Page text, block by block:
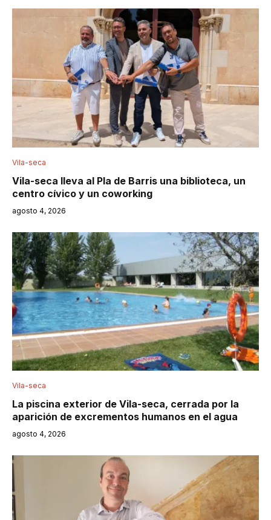
Vila-seca
Vila-seca lleva al Pla de Barris una biblioteca, un
centro cívico y un coworking
agosto 4, 2026
Vila-seca
La piscina exterior de Vila-seca, cerrada por la
aparición de excrementos humanos en el agua
agosto 4, 2026